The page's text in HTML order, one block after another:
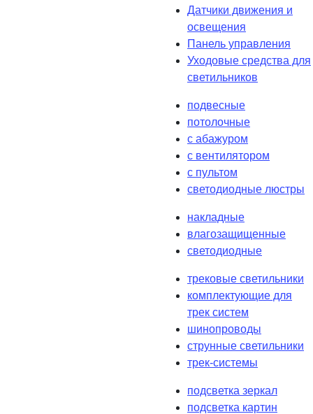
Датчики движения и
освещения
Панель управления
Уходовые средства для
светильников
подвесные
потолочные
с абажуром
с вентилятором
с пультом
светодиодные люстры
накладные
влагозащищенные
светодиодные
трековые светильники
комплектующие для
трек систем
шинопроводы
струнные светильники
трек-системы
подсветка зеркал
подсветка картин